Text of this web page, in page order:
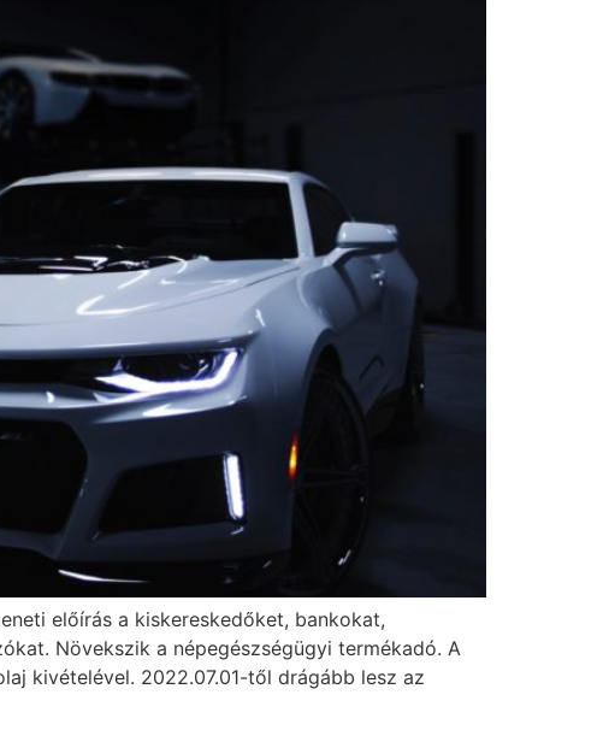
előírás a kiskereskedőket, bankokat,
Növekszik a népegészségügyi termékadó. A
kivételével. 2022.07.01-től drágább lesz az